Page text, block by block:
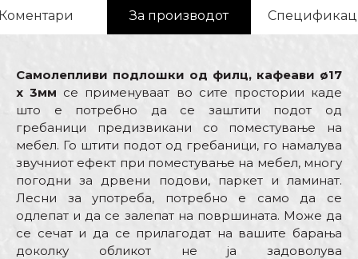
За производот
Самолепливи подлошки од филц, кафеави ø17
x 3мм се применуваат во сите простории каде
што е потребно да се заштити подот од
гребаници предизвикани со поместување на
мебел. Го штити подот од гребаници, го намалува
звучниот ефект при поместување на мебел, многу
погодни за дрвени подови, паркет и ламинат.
Лесни за употреба, потребно е само да се
одлепат и да се залепат на површината. Може да
се сечат и да се прилагодат на вашите барања
доколку обликот не ја задоволува